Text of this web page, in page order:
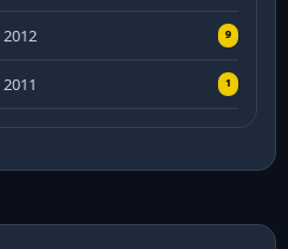
2012 9
2011 1